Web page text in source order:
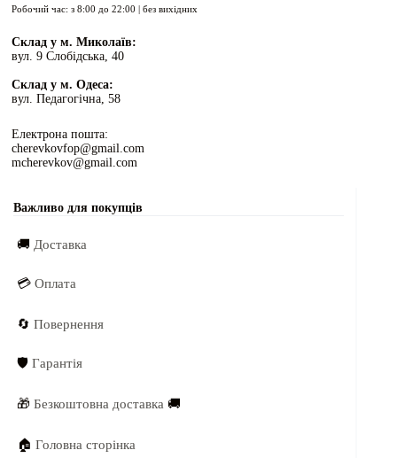
Робочий час: з 8:00 до 22:00 | без вихідних
Склад у м. Миколаїв:
вул. 9 Слобідська, 40
Склад у м. Одеса:
вул. Педагогічна, 58
Електрона пошта:
cherevkovfop@gmail.com
mcherevkov@gmail.com
Важливо для покупців
🚚 Доставка
💳Оплата
🔄Повернення
🛡️Гарантія
🎁Безкоштовна доставка 🚚
🏠Головна сторінка